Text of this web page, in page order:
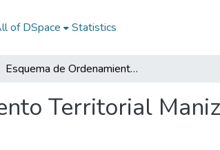
of DSpace Statistics
Esquema de Ordenamiento Territorial Manizales Caldas 2012: EOT Manizales Caldas 2012
Territorial